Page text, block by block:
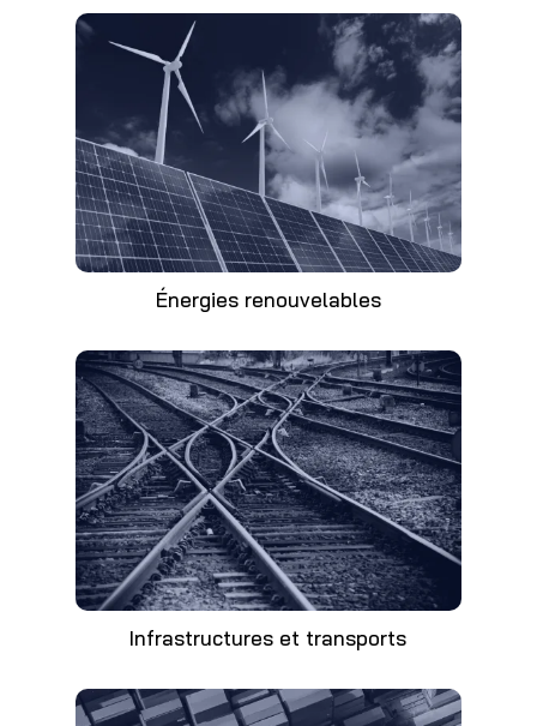
Énergies renouvelables
Infrastructures et transports